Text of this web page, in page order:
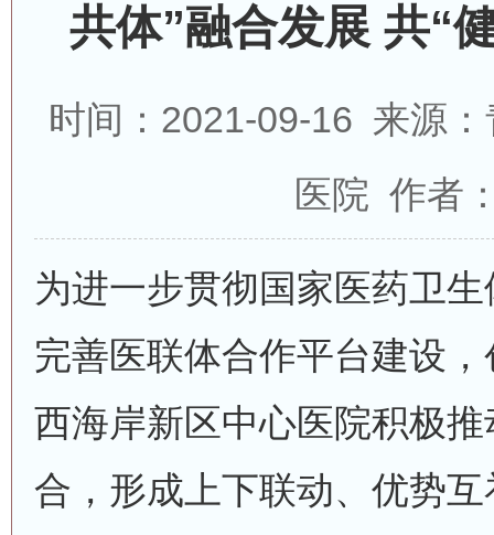
共体”融合发展 共“
时间：2021-09-16 来源
医院 作者
为进一步贯彻国家医药卫
完善医联体合作平台建设
西海岸新区中心医院积极
合，形成上下联动、优势